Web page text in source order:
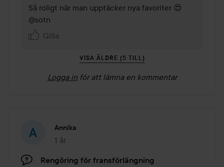
Så roligt när man upptäcker nya favoriter 😍
@sotn
Gilla
VISA ÄLDRE (5 TILL)
Logga in för att lämna en kommentar
Annika
1 år
Inlägget skapades 1 år
Rengöring för fransförlängning